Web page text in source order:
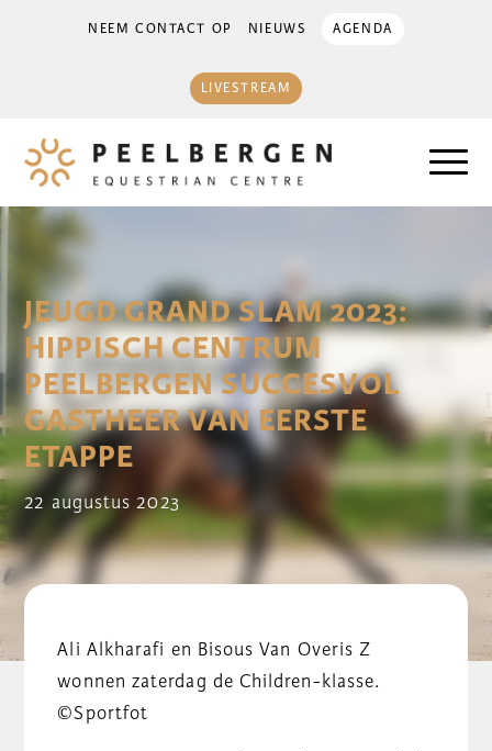
NEEM CONTACT OP NIEUWS AGENDA
LIVESTREAM
JEUGD GRAND SLAM 2023:
HIPPISCH CENTRUM
PEELBERGEN SUCCESVOL
GASTHEER VAN EERSTE
ETAPPE
22 augustus 2023
Ali Alkharafi en Bisous Van Overis Z
wonnen zaterdag de Children-klasse.
©Sportfot